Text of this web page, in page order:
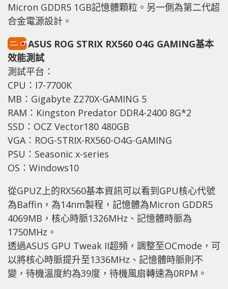
Micron GDDR5 1GB記憶體顆粒。另一側為第二代超
合金電源設計。
ASUS ROG STRIX RX560 O4G GAMING基本
效能測試
測試平台：
CPU：I7-7700K
MB：Gigabyte Z270X-GAMING 5
RAM：Kingston Predator DDR4-2400 8G*2
SSD：OCZ Vector180 480GB
VGA：ROG-STRIX-RX560-O4G-GAMING
PSU：Seasonic x-series
OS：Windows10
從GPUZ上的RX560基本資訊可以看到GPU核心代號
為Baffin，為14nm製程，記憶體為Micron GDDR5
4069MB，核心時脈1326MHz、記憶體時脈為
1750MHz。
透過ASUS GPU Tweak II超頻，調整至OCmode，可
以將核心時脈提升至1336MHz、記憶體時脈則不
變，待機溫度約為39度，待機風扇轉速為0RPM。